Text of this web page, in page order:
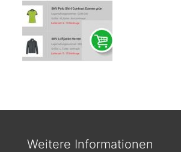
Weitere Informationen